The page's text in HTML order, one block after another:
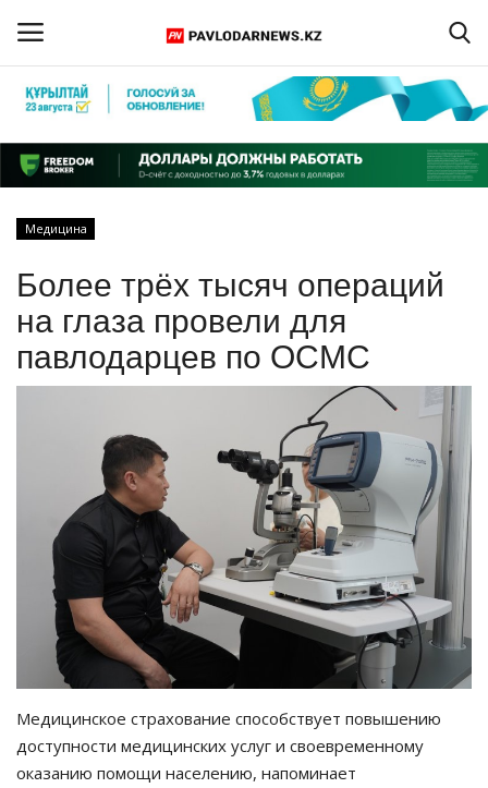
Регистрация
Главная
ПАВЛОДАРСКАЯ ОБЛАСТЬ
КАЗАХСТАН
СПЕЦПРОЕКТЫ
СПОРТ
Чек-лист
РАЗВЛЕЧЕНИЯ
OFFICIAL
Курултай
Медицина
Более трёх тысяч операций
на глаза провели для
павлодарцев по ОСМС
Медицинское страхование способствует повышению
доступности медицинских услуг и своевременному
оказанию помощи населению, напоминает